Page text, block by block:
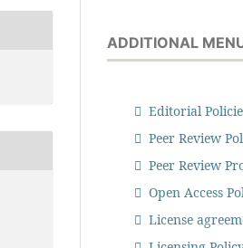
ADDITIONAL
Editorial
Peer Review
Peer Review
Open Access
License